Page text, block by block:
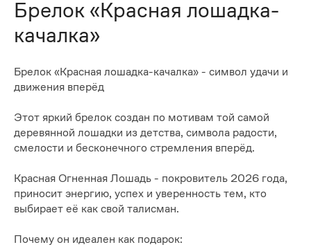
Брелок «Красная лошадка-
качалка»
Брелок «Красная лошадка-качалка» - символ удачи и
движения вперёд
Этот яркий брелок создан по мотивам той самой
деревянной лошадки из детства, символа радости,
смелости и бесконечного стремления вперёд.
Красная Огненная Лошадь - покровитель 2026 года,
приносит энергию, успех и уверенность тем, кто
выбирает её как свой талисман.
Почему он идеален как подарок: